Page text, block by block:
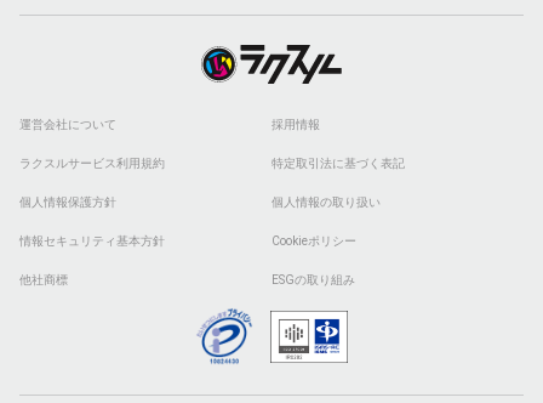
運営会社について 採用情報
ラクスルサービス利用規約 特定取引法に基づく表記
個人情報保護方針 個人情報の取り扱い
情報セキュリティ基本方針 Cookieポリシー
他社商標 ESGの取り組み